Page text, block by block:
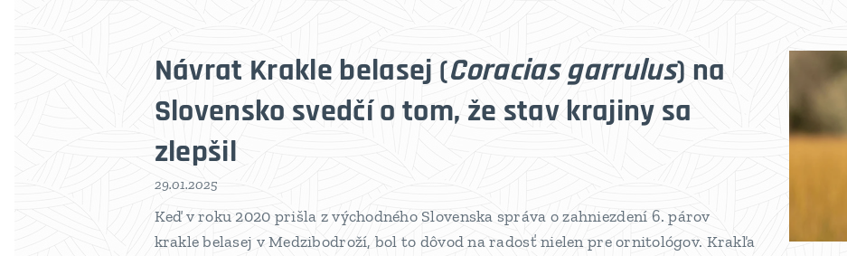
Návrat Krakle belasej (Coracias garrulus) na
Slovensko svedčí o tom, že stav krajiny sa
zlepšil
29.01.2025
Keď v roku 2020 prišla z východného Slovenska správa o zahniezdení 6. párov
krakle belasej v Medzibodroží, bol to dôvod na radosť nielen pre ornitológov. Krakľa